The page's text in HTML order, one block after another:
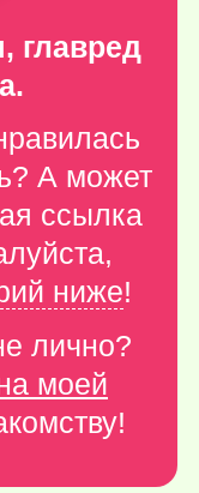
главред
А может
ссылка
ниже!
лично?
моей